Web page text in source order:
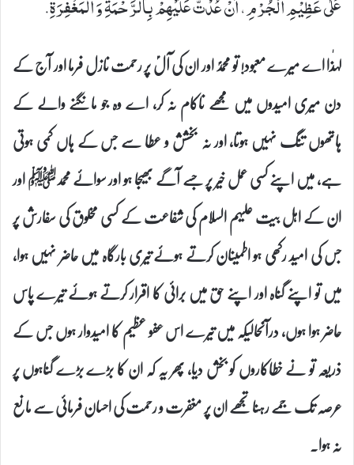
لہٰذا اے میرے معبود! تو محمدؐ اور ان کی آلؑ پر رحمت نازل فرما اور آج کے
دن میری امیدوں میں مجھے ناکام نہ کر، اے وہ جو مانگنے والے کے
ہاتھوں تنگ نہیں ہوتا، اور نہ بخشش و عطا سے جس کے ہاں کمی ہوتی
ہے، میں اپنے کسی عمل خیر پر جسے آگے بھیجا ہو اور سوائے محمدﷺ اور
ان کے اہل بیت علیہم السلام کی شفاعت کے کسی مخلوق کی سفارش پر
جس کی امید رکھی ہو اطمینان کرتے ہوئے تیری بارگاہ میں حاضر نہیں ہوا،
میں تو اپنے گناہ اور اپنے حق میں برائی کا اقرار کرتے ہوئے تیرے پاس
حاضر ہوا ہوں، درآنحالیکہ میں تیرے اس عفو عظیم کا امیدوار ہوں جس کے
ذریعہ تو نے خطاکاروں کو بخش دیا، پھر یہ کہ ان کا بڑے بڑے گناہوں پر
عرصہ تک جمے رہنا تجھے ان پر مغفرت و رحمت کی احسان فرمائی سے مانع
نہ ہوا۔